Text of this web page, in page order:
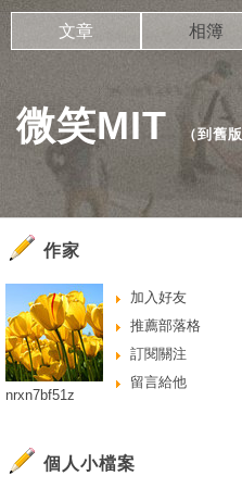
微笑MIT （到舊版
文章 相簿
作家
加入好友
推薦部落格
訂閱關注
留言給他
nrxn7bf51z
個人小檔案